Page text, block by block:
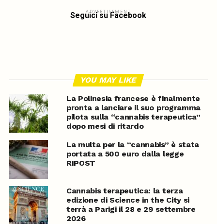
ADVERTISEMENT
Seguici su Facebook
YOU MAY LIKE
La Polinesia francese è finalmente
pronta a lanciare il suo programma
pilota sulla “cannabis terapeutica”
dopo mesi di ritardo
La multa per la “cannabis” è stata
portata a 500 euro dalla legge
RIPOST
Cannabis terapeutica: la terza
edizione di Science in the City si
terrà a Parigi il 28 e 29 settembre
2026